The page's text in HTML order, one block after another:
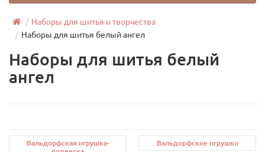
Наборы для шитья и творчества
Наборы для шитья белый ангел
Наборы для шитья белый
ангел
Вальдорфская игрушка-
Вальдорфские игрушки